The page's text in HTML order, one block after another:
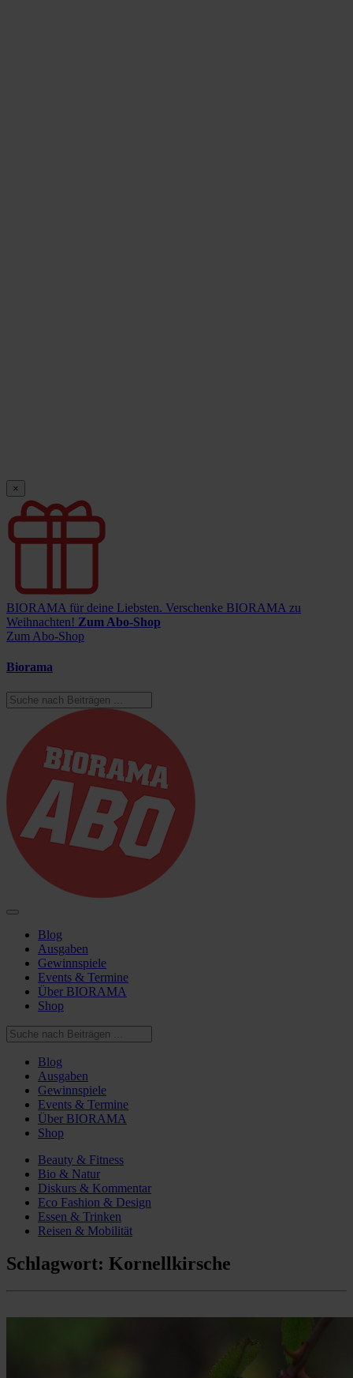
×
BIORAMA für deine Liebsten. Verschenke BIORAMA zu
Weihnachten! Zum Abo-Shop
Zum Abo-Shop
Biorama
Blog
Ausgaben
Gewinnspiele
Events & Termine
Über BIORAMA
Shop
Blog
Ausgaben
Gewinnspiele
Events & Termine
Über BIORAMA
Shop
Beauty & Fitness
Bio & Natur
Diskurs & Kommentar
Eco Fashion & Design
Essen & Trinken
Reisen & Mobilität
Schlagwort: Kornellkirsche